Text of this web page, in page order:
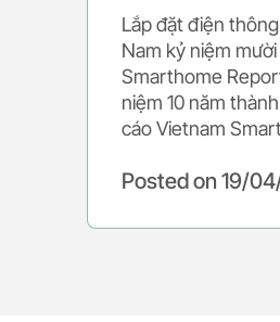
Lắp đặt điện
Nam kỷ niệm
Smarthome
niệm 10 năm
cáo Vietnam
Posted on 19/